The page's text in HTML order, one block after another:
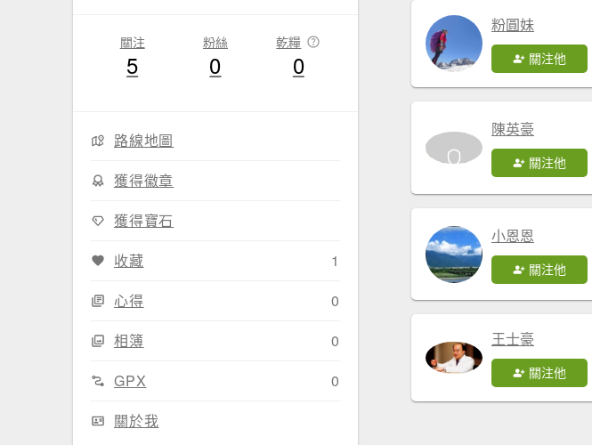
關注
5
粉絲
0
乾糧
0
路線地圖
獲得徽章
獲得寶石
收藏
1
心得
0
相簿
0
GPX
0
關於我
粉圓妹
關注他
陳英豪
關注他
小恩恩
關注他
王士豪
關注他